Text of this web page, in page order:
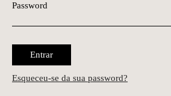
Password
Entrar
Esqueceu-se da sua password?